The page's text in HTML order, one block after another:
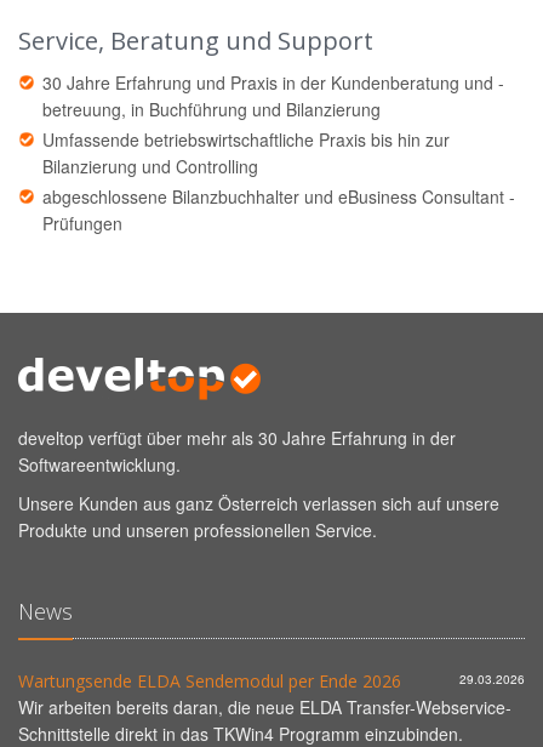
Service, Beratung und Support
30 Jahre Erfahrung und Praxis in der Kundenberatung und -
betreuung, in Buchführung und Bilanzierung
Umfassende betriebswirtschaftliche Praxis bis hin zur
Bilanzierung und Controlling
abgeschlossene Bilanzbuchhalter und eBusiness Consultant -
Prüfungen
develtop verfügt über mehr als 30 Jahre Erfahrung in der
Softwareentwicklung.
Unsere Kunden aus ganz Österreich verlassen sich auf unsere
Produkte und unseren professionellen Service.
News
Wartungsende ELDA Sendemodul per Ende 2026 29.03.2026
Wir arbeiten bereits daran, die neue ELDA Transfer-Webservice-
Schnittstelle direkt in das TKWin4 Programm einzubinden.